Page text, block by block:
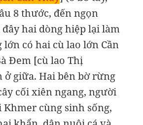
8 thước, đến ngọn
đây hai dòng hiệp lại làm
lớn có hai cù lao lớn Cần
Đem [cù lao Thị
ở giữa. Hai bên bờ rừng
cối xiên ngang, người
cùng sinh sống,